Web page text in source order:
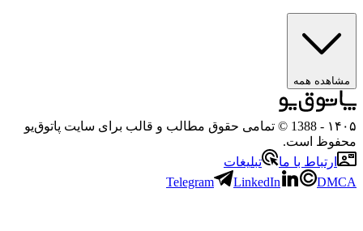
مشاهده همه
۱۴۰۵
- 1388 © تمامی حقوق مطالب و قالب برای سایت پاتوق‌یو
محفوظ است.
ارتباط با ما
تبلیغات
Telegram
LinkedIn DMCA